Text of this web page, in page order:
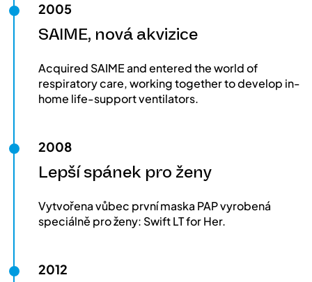
2005
SAIME, nová akvizice
Acquired SAIME and entered the world of
respiratory care, working together to develop in-
home life-support ventilators.
2008
Lepší spánek pro ženy
Vytvořena vůbec první maska PAP vyrobená
speciálně pro ženy: Swift LT for Her.
2012